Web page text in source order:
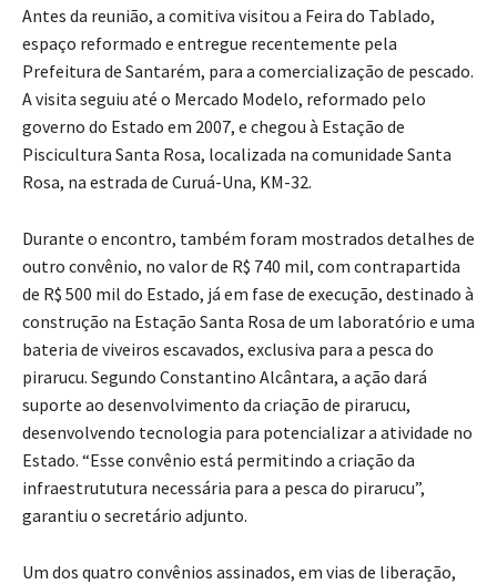
Antes da reunião, a comitiva visitou a Feira do Tablado,
espaço reformado e entregue recentemente pela
Prefeitura de Santarém, para a comercialização de pescado.
A visita seguiu até o Mercado Modelo, reformado pelo
governo do Estado em 2007, e chegou à Estação de
Piscicultura Santa Rosa, localizada na comunidade Santa
Rosa, na estrada de Curuá-Una, KM-32.
Durante o encontro, também foram mostrados detalhes de
outro convênio, no valor de R$ 740 mil, com contrapartida
de R$ 500 mil do Estado, já em fase de execução, destinado à
construção na Estação Santa Rosa de um laboratório e uma
bateria de viveiros escavados, exclusiva para a pesca do
pirarucu. Segundo Constantino Alcântara, a ação dará
suporte ao desenvolvimento da criação de pirarucu,
desenvolvendo tecnologia para potencializar a atividade no
Estado. “Esse convênio está permitindo a criação da
infraestrututura necessária para a pesca do pirarucu”,
garantiu o secretário adjunto.
Um dos quatro convênios assinados, em vias de liberação,